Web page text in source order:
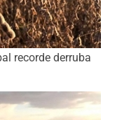
recorde derruba